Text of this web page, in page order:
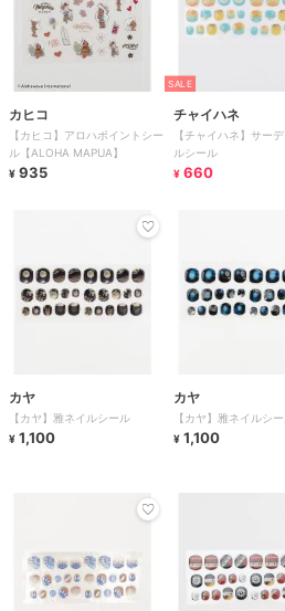
カヒコ
【カヒコ】アロハポイントシー
ル【ALOHA MAPUA】
¥ 935
SALE
チャイハネ
【チャイハネ】サー
ルシール
¥ 660
カヤ
【カヤ】雅ネイルシール
¥ 1,100
カヤ
【カヤ】雅ネイルシ
¥ 1,100